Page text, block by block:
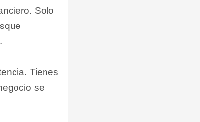
Solo
Tienes
se